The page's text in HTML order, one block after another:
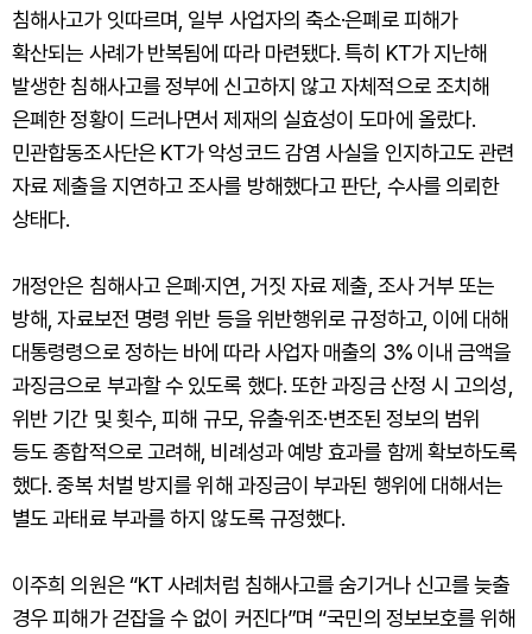
침해사고가 잇따르며, 일부 사업자의 축소·은폐로 피해가
확산되는 사례가 반복됨에 따라 마련됐다. 특히 KT가 지난해
발생한 침해사고를 정부에 신고하지 않고 자체적으로 조치해
은폐한 정황이 드러나면서 제재의 실효성이 도마에 올랐다.
민관합동조사단은 KT가 악성코드 감염 사실을 인지하고도 관련
자료 제출을 지연하고 조사를 방해했다고 판단, 수사를 의뢰한
상태다.
개정안은 침해사고 은폐·지연, 거짓 자료 제출, 조사 거부 또는
방해, 자료보전 명령 위반 등을 위반행위로 규정하고, 이에 대해
대통령령으로 정하는 바에 따라 사업자 매출의 3% 이내 금액을
과징금으로 부과할 수 있도록 했다. 또한 과징금 산정 시 고의성,
위반 기간 및 횟수, 피해 규모, 유출·위조·변조된 정보의 범위
등도 종합적으로 고려해, 비례성과 예방 효과를 함께 확보하도록
했다. 중복 처벌 방지를 위해 과징금이 부과된 행위에 대해서는
별도 과태료 부과를 하지 않도록 규정했다.
이주희 의원은 “KT 사례처럼 침해사고를 숨기거나 신고를 늦출
경우 피해가 걷잡을 수 없이 커진다”며 “국민의 정보보호를 위해